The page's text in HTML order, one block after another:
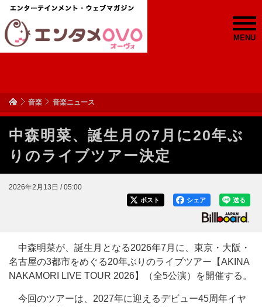
MENU
音楽 音楽ニュース
中森明菜、誕生月の7月に20年ぶ
りのライブツアー決定
2026年2月13日 / 05:00
送る
シェア
ポスト
中森明菜が、誕生月となる2026年7月に、東京・大阪・
名古屋の3都市をめぐる20年ぶりのライブツアー【AKINA
NAKAMORI LIVE TOUR 2026】（全5公演）を開催する。
今回のツアーは、2027年に迎えるデビュー45周年イヤ